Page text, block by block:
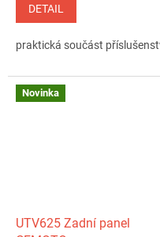
DETAIL
praktická součást
Novinka
UTV625 Zadní panel